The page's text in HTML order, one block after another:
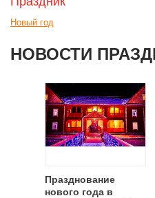
Новый год
НОВОСТИ
Празднование
нового года в